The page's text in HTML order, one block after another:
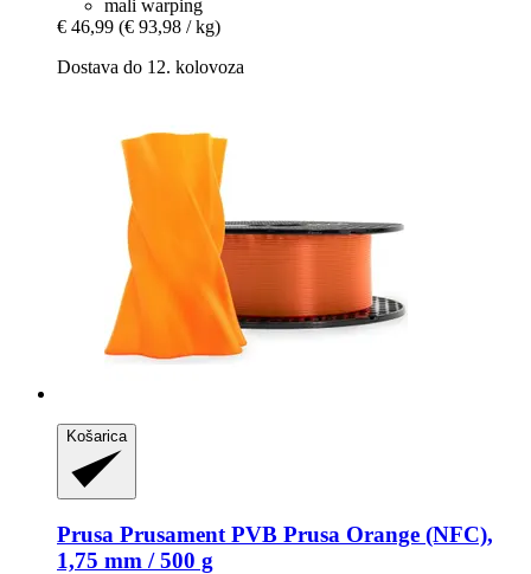
mali warping
€ 46,99 (€ 93,98 / kg)
Dostava do 12. kolovoza
Košarica
Prusa Prusament PVB Prusa Orange (NFC),
1,75 mm / 500 g